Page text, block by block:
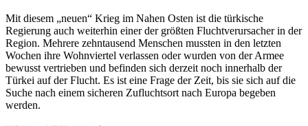
Mit diesem „neuen“ Krieg im Nahen Osten ist die türkische
Regierung auch weiterhin einer der größten Fluchtverursacher in der
Region. Mehrere zehntausend Menschen mussten in den letzten
Wochen ihre Wohnviertel verlassen oder wurden von der Armee
bewusst vertrieben und befinden sich derzeit noch innerhalb der
Türkei auf der Flucht. Es ist eine Frage der Zeit, bis sie sich auf die
Suche nach einem sicheren Zufluchtsort nach Europa begeben
werden.